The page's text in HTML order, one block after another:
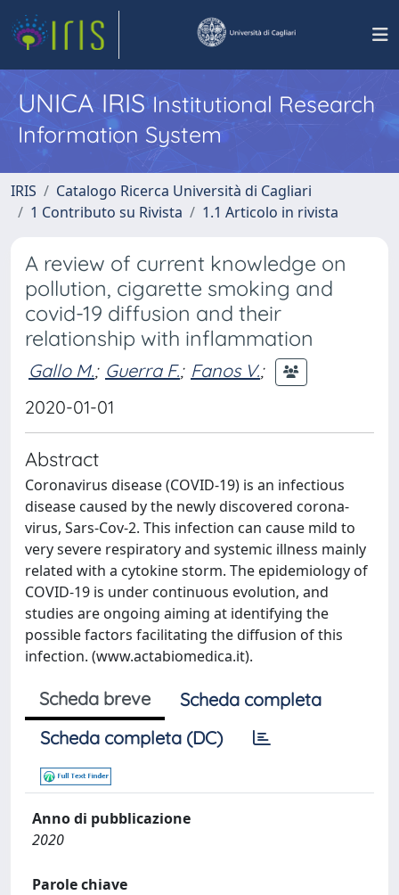
UNICA IRISInstitutional Research
Information System
IRIS
Catalogo Ricerca Università di Cagliari
1 Contributo su Rivista
1.1 Articolo in rivista
A review of current knowledge on
pollution, cigarette smoking and
covid-19 diffusion and their
relationship with inflammation
Gallo M.; Guerra F.; Fanos V.;
2020-01-01
Abstract
Coronavirus disease (COVID-19) is an infectious
disease caused by the newly discovered corona-
virus, Sars-Cov-2. This infection can cause mild to
very severe respiratory and systemic illness mainly
related with a cytokine storm. The epidemiology of
COVID-19 is under continuous evolution, and
studies are ongoing aiming at identifying the
possible factors facilitating the diffusion of this
infection. (www.actabiomedica.it).
Scheda breve
Scheda completa
Scheda completa (DC)
Anno di pubblicazione
2020
Parole chiave